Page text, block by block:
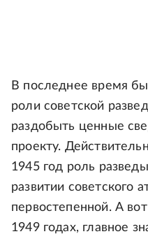
В последнее время
роли советской
раздобыть ценные
проекту.
1945 год роль
развитии советского
первостепенной. А
1949 годах, главное